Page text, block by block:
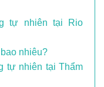
tự nhiên tại Rio
nhiêu?
tự nhiên tại Thẩm